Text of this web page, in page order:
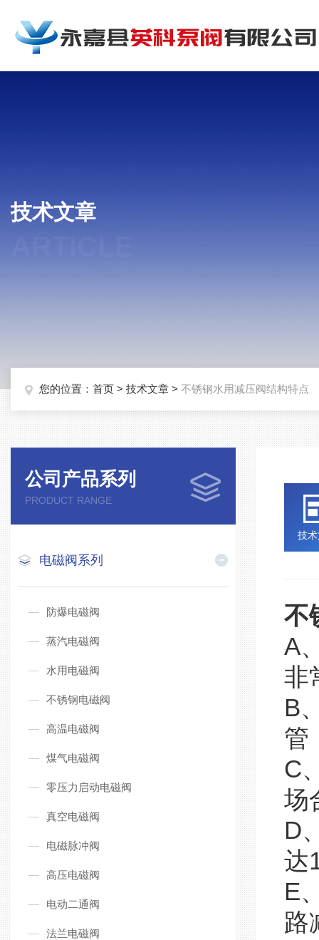
技术文章
您的位置： 首页 > 技术文章 > 不锈钢水用减压阀结构特点
公司产品系列
PRODUCT RANGE
电磁阀系列
防爆电磁阀
蒸汽电磁阀
水用电磁阀
不锈钢电磁阀
高温电磁阀
煤气电磁阀
零压力启动电磁阀
真空电磁阀
电磁脉冲阀
高压电磁阀
电动二通阀
法兰电磁阀
技
不
A
非
B
管
C
场
D
E
路